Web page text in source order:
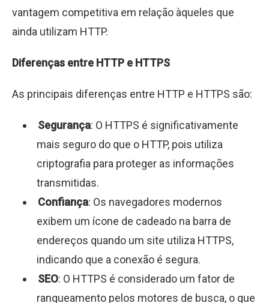
vantagem competitiva em relação àqueles que
ainda utilizam HTTP.
Diferenças entre HTTP e HTTPS
As principais diferenças entre HTTP e HTTPS são:
Segurança: O HTTPS é significativamente
mais seguro do que o HTTP, pois utiliza
criptografia para proteger as informações
transmitidas.
Confiança: Os navegadores modernos
exibem um ícone de cadeado na barra de
endereços quando um site utiliza HTTPS,
indicando que a conexão é segura.
SEO: O HTTPS é considerado um fator de
ranqueamento pelos motores de busca, o que